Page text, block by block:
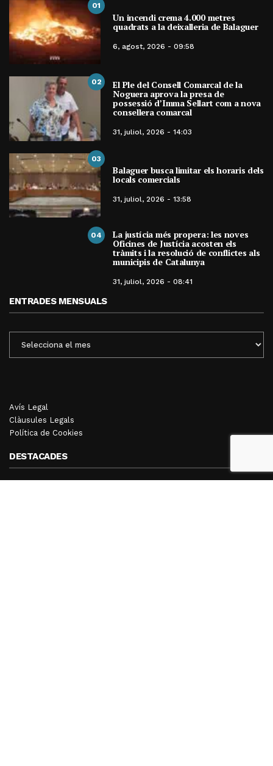
01
Un incendi crema 4.000 metres
quadrats a la deixalleria de Balaguer
6, agost, 2026 - 09:58
02 El Ple del Consell Comarcal de la
Noguera aprova la presa de
possessió d’Imma Sellart com a nova
consellera comarcal
31, juliol, 2026 - 14:03
03
Balaguer busca limitar els horaris dels
locals comercials
31, juliol, 2026 - 13:58
04 La justícia més propera: les noves
Oficines de Justícia acosten els
tràmits i la resolució de conflictes als
municipis de Catalunya
31, juliol, 2026 - 08:41
ENTRADES MENSUALS
MENSUALS
Avís Legal
Clàusules Legals
Política de Cookies
DESTACADES